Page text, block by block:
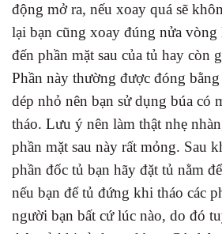
động mở ra, nếu xoay quá sẽ
lại bạn cũng xoay đúng nửa vòng
đến phần mặt sau của tủ hay còn
Phần này thường được đóng
dép nhỏ nên bạn sử dụng búa có
tháo. Lưu ý nên làm thật nhẹ
phần mặt sau này rất mỏng. Sau
phần đốc tủ bạn hãy đặt tủ nằm
nếu bạn để tủ đứng khi tháo các
người bạn bất cứ lúc nào, do đó